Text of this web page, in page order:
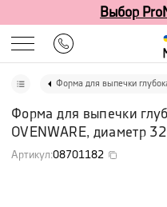
Выбор
Форма для выпечки глубокая
Форма для выпечки
OVENWARE, диаметр
Артикул:08701182